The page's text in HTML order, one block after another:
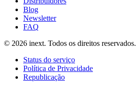
Blog
Newsletter
FAQ
© 2026 inext. Todos os direitos reservados.
Status do serviço
Política de Privacidade
Republicação